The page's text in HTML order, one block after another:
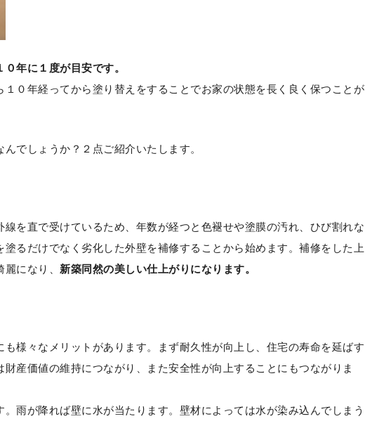
年に１度が目安です。
０年経ってから塗り替えをすることでお家の状態を長く良く保つことが
でしょうか？２点ご紹介いたします。
を直で受けているため、年数が経つと色褪せや塗膜の汚れ、ひび割れな
るだけでなく劣化した外壁を補修することから始めます。補修をした上
になり、 新築同然の美しい仕上がりになります。
様々なメリットがあります。まず耐久性が向上し、住宅の寿命を延ばす
産価値の維持につながり、また安全性が向上することにもつながりま
雨が降れば壁に水が当たります。壁材によっては水が染み込んでしまう